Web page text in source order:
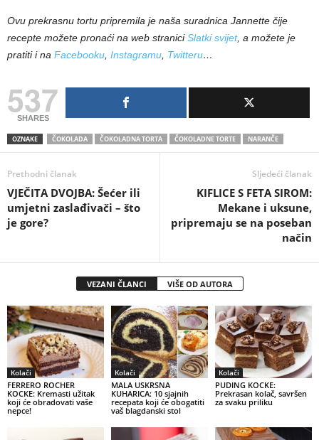
Ovu prekrasnu tortu pripremila je naša suradnica Jannette čije
recepte možete pronaći na web straniciSlatki svijet, a možete je
pratiti i na Facebooku, Instagramu, Twitteru…
537
SHARES
OZNAKE ČOKOLADA ČOKOLADNA TORTA ČOKOLADNE TORTE NARANČE
Prethodni članak
VJEČITA DVOJBA: Šećer ili
umjetni zaslađivači – što
je gore?
Sljedeći članak
KIFLICE S FETA SIROM:
Mekane i uksune,
pripremaju se na poseban
način
VEZANI ČLANCI VIŠE OD AUTORA
Kolači
FERRERO ROCHER
KOCKE: Kremasti užitak
koji će obradovati vaše
nepce!
Kolači
MALA USKRSNA
KUHARICA: 10 sjajnih
recepata koji će obogatiti
vaš blagdanski stol
Kolači
PUDING KOCKE:
Prekrasan kolač, savršen
za svaku priliku